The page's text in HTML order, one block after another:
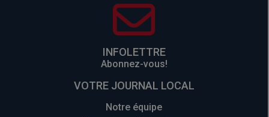
INFOLETTRE
Abonnez-vous!
VOTRE JOURNAL LOCAL
Notre équipe